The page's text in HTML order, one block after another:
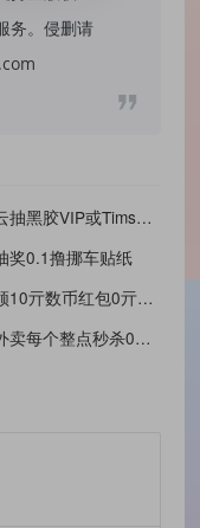
务。侵删请
网易云抽黑胶VIP或Tims免单券
奖0.1撸挪车贴纸
农行领10亓数币红包0亓撸汽水
京东外卖每个整点秒杀0.01